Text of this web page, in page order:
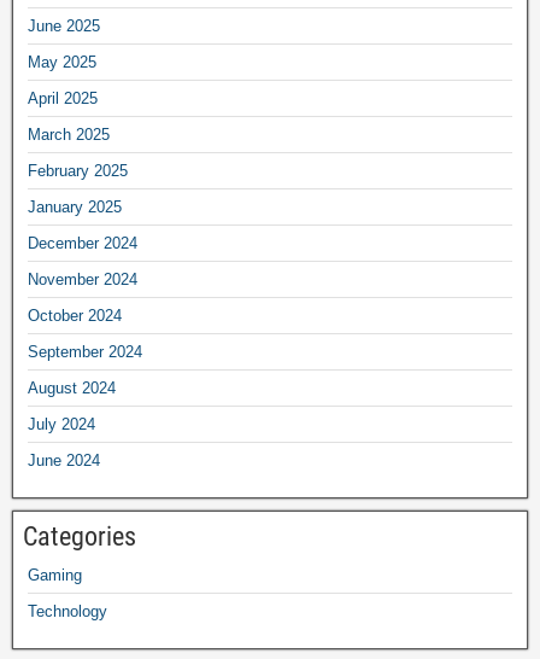
June 2025
May 2025
April 2025
March 2025
February 2025
January 2025
December 2024
November 2024
October 2024
September 2024
August 2024
July 2024
June 2024
Categories
Gaming
Technology